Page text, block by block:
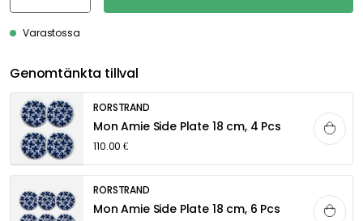
Varastossa
Genomtänkta tillval
RÖRSTRAND
Mon Amie Side Plate 18 cm, 4 Pcs
110.00 €
RÖRSTRAND
Mon Amie Side Plate 18 cm, 6 Pcs